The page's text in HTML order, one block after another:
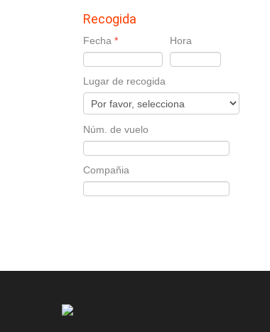
Recogida
Fecha Hora
Lugar de recogida
Núm. de vuelo
Compañia